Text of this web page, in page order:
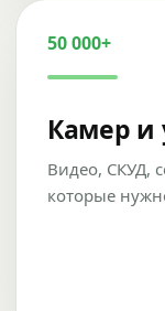
50 000+
Камер и
Видео, СКУД,
которые